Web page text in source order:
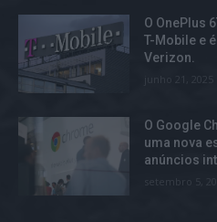
O OnePlus
T-Mobile e
Verizon.
junho 21, 2025
O Google
uma nova
anúncios
setembro 5,